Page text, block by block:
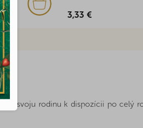
3,33 €
svoju rodinu k dispozícii po celý